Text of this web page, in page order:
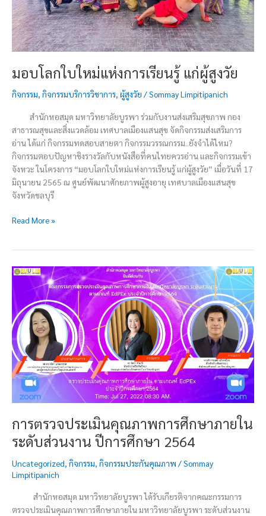
มอบโลกใบใหม่แห่งการเรียนรู้ แก่ผู้สูงวัย
กิจกรรม, กิจกรรมบริการวิชาการ, ผู้สูงวัย /Sommay Limpitipanich
สำนักหอสมุด มหาวิทยาลัยบูรพา ร่วมกับงานส่งเสริมสุขภาพ กอง
สาธารณสุขและสิ่งแวดล้อม เทศบาลเมืองแสนสุข จัดกิจกรรมส่งเสริมการ
อ่าน ได้แก่ กิจกรรมทดสอบสายตา กิจกรรมวรรณกรรม..ยังจำได้ไหม?
กิจกรรมตอบปัญหาชิงรางวัลกับหนังสือที่คนไทยควรอ่าน และกิจกรรมเข้า
จังหวะ ในโครงการ “มอบโลกใบใหม่แห่งการเรียนรู้ แก่ผู้สูงวัย” เมื่อวันที่ 17
มิถุนายน 2565 ณ ศูนย์พัฒนาศักยภาพผู้สูงอายุ เทศบาลเมืองแสนสุข
จังหวัดชลบุรี
สูง
วัย
Read More »
การตรวจประเมินคุณภาพการศึกษาภายใน
ระดับส่วนงาน ปีการศึกษา 2564
Uncategorized, กิจกรรม, กิจกรรมประกันคุณภาพ /Sommay
Limpitipanich
สำนักหอสมุด มหาวิทยาลัยบูรพา ได้รับเกียรติจากคณะกรรมการ
ตรวจประเมินคุณภาพการศึกษาภายใน มหาวิทยาลัยบูรพา ระดับส่วนงาน
การ
ประเมิน
คุณภาพ
การ
ศึกษา
ภายใน
ระดับ
ส่วน
งาน
ปี
ศึกษา
2564